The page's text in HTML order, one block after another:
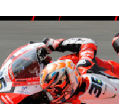
LEANDRO MERCADO TEAM BARNI